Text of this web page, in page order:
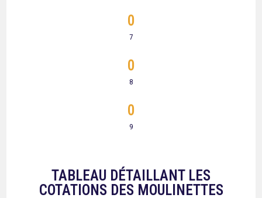
7
0
8
0
9
0
TABLEAU DÉTAILLANT LES
COTATIONS DES MOULINETTES